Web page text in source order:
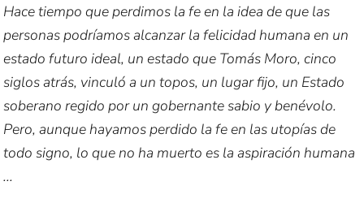
Hace tiempo que perdimos la fe en la idea de que las
personas podríamos alcanzar la felicidad humana en un
estado futuro ideal, un estado que Tomás Moro, cinco
siglos atrás, vinculó a un topos, un lugar fijo, un Estado
soberano regido por un gobernante sabio y benévolo.
Pero, aunque hayamos perdido la fe en las utopías de
todo signo, lo que no ha muerto es la aspiración humana
...